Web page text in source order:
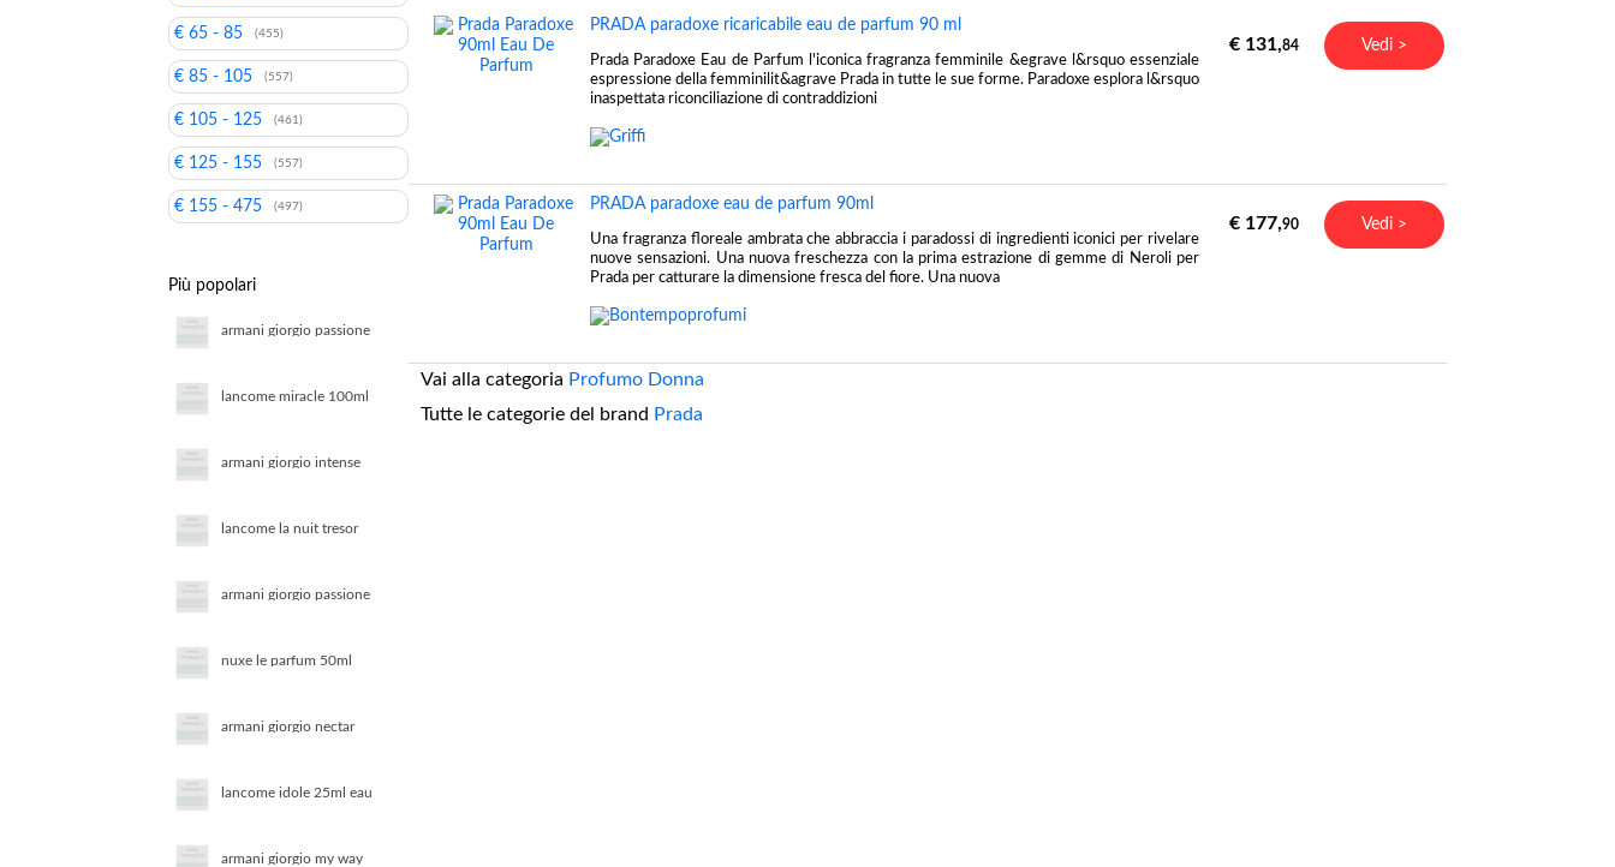
€ 65 - 85 (455)
€ 85 - 105 (557)
€ 105 - 125 (461)
€ 125 - 155 (557)
€ 155 - 475 (497)
Più popolari
armani giorgio passione
lancome miracle 100ml
armani giorgio intense
lancome la nuit tresor
armani giorgio passione
nuxe le parfum 50ml
armani giorgio nectar
lancome idole 25ml eau
armani giorgio my way
PRADA paradoxe ricaricabile eau de parfum 90 ml
Prada Paradoxe Eau de Parfum l'iconica fragranza femminile &egrave l&rsquo essenziale
espressione della femminilit&agrave Prada in tutte le sue forme. Paradoxe esplora l&rsquo
inaspettata riconciliazione di contraddizioni
€ 131,84 Vedi >
PRADA paradoxe eau de parfum 90ml
Una fragranza floreale ambrata che abbraccia i paradossi di ingredienti iconici per rivelare
nuove sensazioni. Una nuova freschezza con la prima estrazione di gemme di Neroli per
Prada per catturare la dimensione fresca del fiore. Una nuova
€ 177,90 Vedi >
Vai alla categoria Profumo Donna
Tutte le categorie del brand Prada